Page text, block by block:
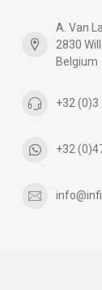
A. Van
2830
Belgium
+32 (0)3
+32